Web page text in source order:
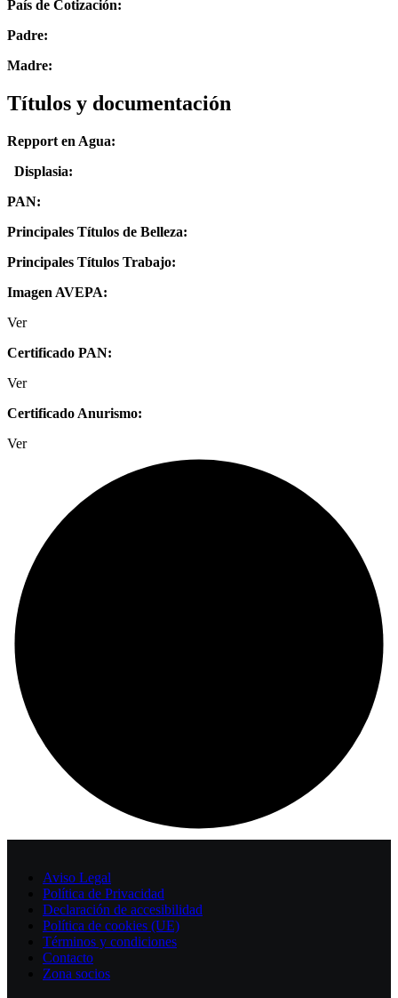
País de Cotización:
Padre:
Madre:
Títulos y documentación
Repport en Agua:
Displasia:
PAN:
Principales Títulos de Belleza:
Principales Títulos Trabajo:
Imagen AVEPA:
Ver
Certificado PAN:
Ver
Certificado Anurismo:
Ver
Aviso Legal
Política de Privacidad
Declaración de accesibilidad
Política de cookies (UE)
Términos y condiciones
Contacto
Zona socios